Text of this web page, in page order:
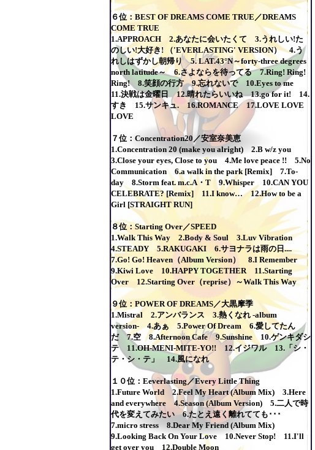
６位：BEST OF DREAMS COME TRUE／DREAMS
COME TRUE
1.APPROACH 2.あなたに会いたくて 3.うれしい!た
のしい!大好き! （'EVERLASTING' VERSION） 4.う
れしはずかし朝帰り 5. LAT.43°N～forty-three degrees
north latitude～ 6.さよならを待ってる 7.Ring! Ring!
Ring! 8.笑顔の行方 9.忘れないで 10.Eyes to me
11.決戦は金曜日 12.晴れたらいいね 13.go for it! 14.
すき 15.サンキュ. 16.ROMANCE 17.LOVE LOVE
LOVE
７位：Concentration20／安室奈美恵
1.Concentration 20 (make you alright) 2.B w/z you
3.Close your eyes, Close to you 4.Me love peace !! 5.No
Communication 6.a walk in the park [Remix] 7.To-
day 8.Storm feat. m.c.A・T 9.Whisper 10.CAN YOU
CELEBRATE? [Remix] 11.I know… 12.How to be a
Girl [STRAIGHT RUN]
８位：Starting Over／SPEED
1.Walk This Way 2.Body & Soul 3.Luv Vibration
4.STEADY 5.RAKUGAKI 6.サヨナラは雨の日....
7.Go! Go! Heaven（Album Version） 8.I Remember
9.Kiwi Love 10.HAPPY TOGETHER 11.Starting
Over 12.Starting Over（reprise）～Walk This Way
９位：POWER OF DREAMS／大黒摩季
1.Mistral 2.アンバランス 3.熱くなれ -album
version- 4.あぁ 5.Power Of Dream 6.愛してたん
だ 7.空 8.Afternoon Cafe 9.Sunshine 10.ゲンキダシ
テ 11.OH-MENI-MITE-YO!! 12.イジワル 13.「シ・
テ・シ・テ」 14.風になれ
１０位：Eeverlasting／Every Little Thing
1.Future World 2.Feel My Heart (Album Mix) 3.Here
and everywhere 4.Season (Album Version) 5.二人で時
代を変えてみたい 6.たとえ遠く離れてても･･･
7.micro stress 8.Dear My Friend (Album Mix)
9.Looking Back On Your Love 10.Never Stop! 11.I'll
get over you 12.Double Moon